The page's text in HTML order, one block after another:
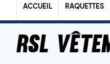
ACCUEIL RAQUETTES
RSL